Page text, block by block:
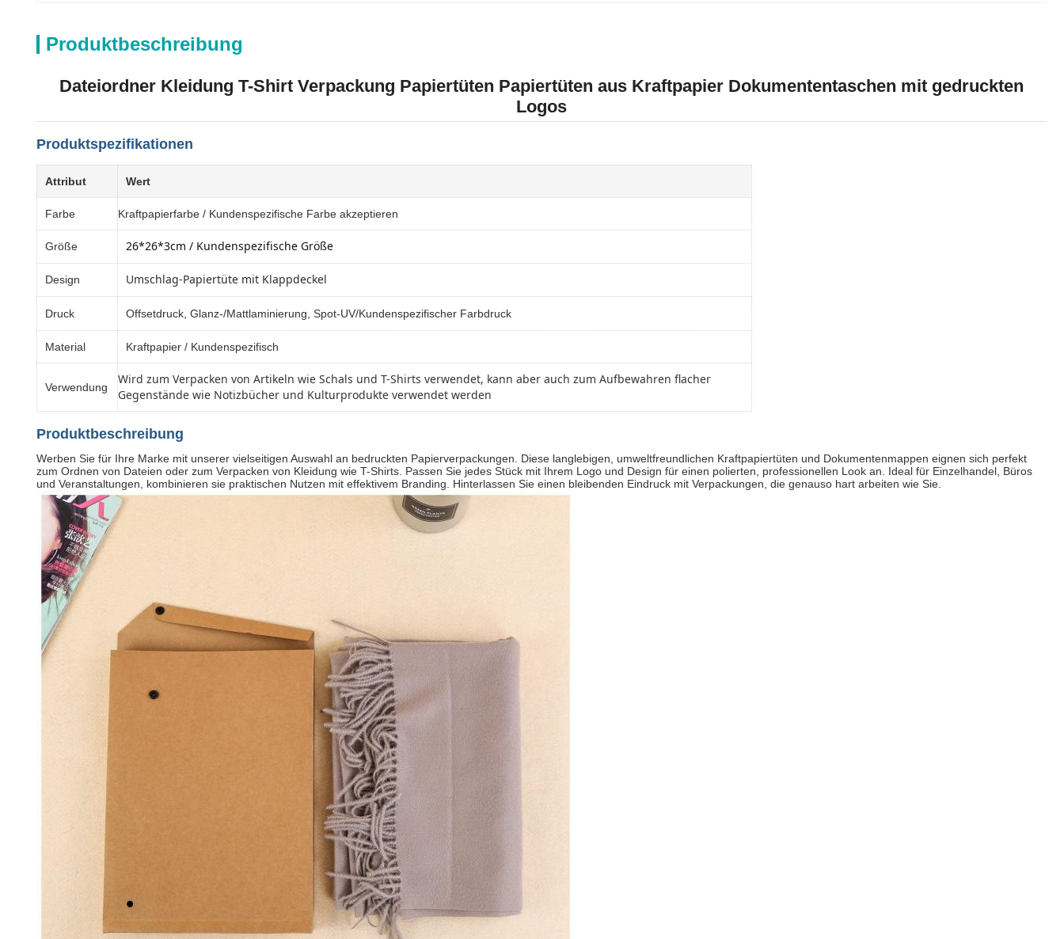
Produktbeschreibung
Dateiordner Kleidung T-Shirt Verpackung Papiertüten Papiertüten aus Kraftpapier Dokumententaschen mit gedruckten
Logos
Produktspezifikationen
Attribut Wert
Farbe Kraftpapierfarbe / Kundenspezifische Farbe akzeptieren
Größe 26*26*3cm / Kundenspezifische Größe
Design Umschlag-Papiertüte mit Klappdeckel
Druck Offsetdruck, Glanz-/Mattlaminierung, Spot-UV/Kundenspezifischer Farbdruck
Material Kraftpapier / Kundenspezifisch
Verwendung
Wird zum Verpacken von Artikeln wie Schals und T-Shirts verwendet, kann aber auch zum Aufbewahren flacher
Gegenstände wie Notizbücher und Kulturprodukte verwendet werden
Produktbeschreibung
Werben Sie für Ihre Marke mit unserer vielseitigen Auswahl an bedruckten Papierverpackungen. Diese langlebigen, umweltfreundlichen Kraftpapiertüten und Dokumentenmappen eignen sich perfekt
zum Ordnen von Dateien oder zum Verpacken von Kleidung wie T-Shirts. Passen Sie jedes Stück mit Ihrem Logo und Design für einen polierten, professionellen Look an. Ideal für Einzelhandel, Büros
und Veranstaltungen, kombinieren sie praktischen Nutzen mit effektivem Branding. Hinterlassen Sie einen bleibenden Eindruck mit Verpackungen, die genauso hart arbeiten wie Sie.